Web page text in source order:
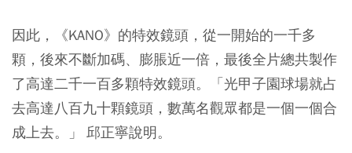
因此，《KANO》的特效鏡頭，從一開始的一千多
顆，後來不斷加碼、膨脹近一倍，最後全片總共製作
了高達二千一百多顆特效鏡頭。「光甲子園球場就占
去高達八百九十顆鏡頭，數萬名觀眾都是一個一個合
成上去。」 邱正寧說明。